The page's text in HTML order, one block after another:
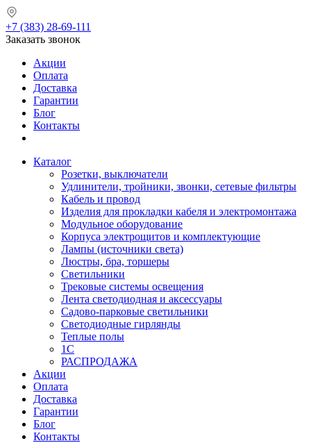
+7 (383) 28-69-111
Заказать звонок
Акции
Оплата
Доставка
Гарантии
Блог
Контакты
Каталог
Розетки, выключатели
Удлинители, тройники, звонки, сетевые фильтры
Кабель и провод
Изделия для прокладки кабеля и электромонтажа
Модульное оборудование
Корпуса электрощитов и комплектующие
Лампы (источники света)
Люстры, бра, торшеры
Светильники
Трековые системы освещения
Лента светодиодная и аксессуары
Садово-парковые светильники
Светодиодные гирлянды
Теплые полы
1С
РАСПРОДАЖА
Акции
Оплата
Доставка
Гарантии
Блог
Контакты